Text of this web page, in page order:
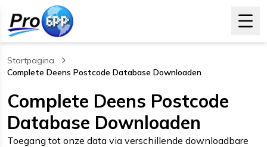
Startpagina
Complete Deens Postcode Database Downloaden
, current page
Complete Deens Postcode
Database Downloaden
Toegang tot onze data via verschillende downloadbare